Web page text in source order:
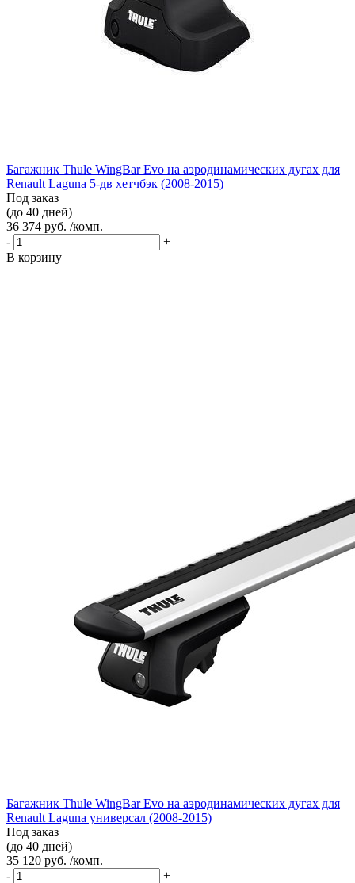
Багажник Thule WingBar Evo на аэродинамических дугах для
Renault Laguna 5-дв хетчбэк (2008-2015)
Под заказ
(до 40 дней)
36 374 руб. /комп.
-
+
В корзину
Багажник Thule WingBar Evo на аэродинамических дугах для
Renault Laguna универсал (2008-2015)
Под заказ
(до 40 дней)
35 120 руб. /комп.
-
+